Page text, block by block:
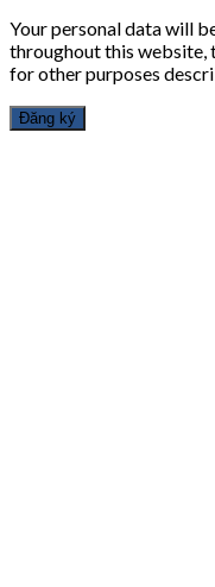
Your personal data will
throughout this website,
for other purposes
Đăng ký